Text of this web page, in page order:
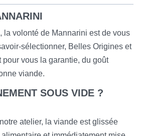
la volonté de Mannarini est de vous
sélectionner, Belles Origines et
pour vous la garantie, du goût
viande.
SOUS VIDE ?
atelier, la viande est glissée